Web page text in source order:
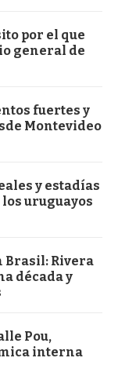
por el que
general de
fuertes y
Montevideo
y estadías
los uruguayos
Brasil: Rivera
década y
Pou,
interna